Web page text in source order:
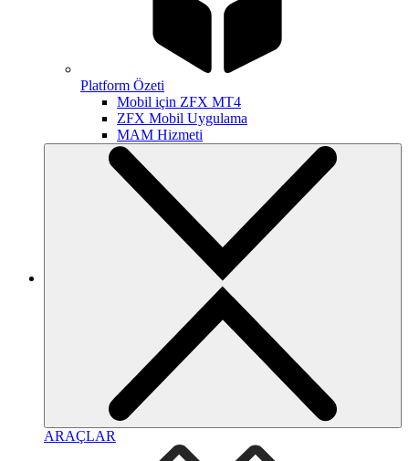
Platform Özeti
Mobil için ZFX MT4
ZFX Mobil Uygulama
MAM Hizmeti
ARAÇLAR